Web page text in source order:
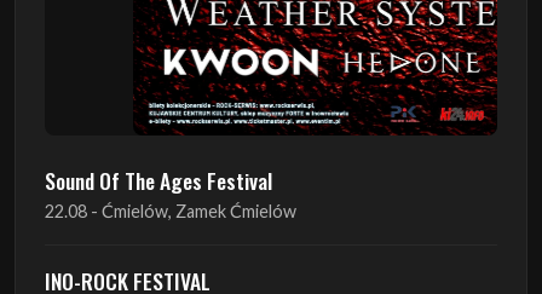
Sound Of The Ages Festival
22.08 - Ćmielów, Zamek Ćmielów
INO-ROCK FESTIVAL